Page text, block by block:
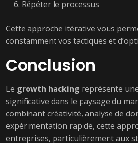
Répéter le processus
Cette approche itérative vous
constamment vos tactiques et
Conclusion
Le growth hacking représente
significative dans le paysage du
combinant créativité, analyse de
expérimentation rapide, cette
entreprises, particulièrement aux